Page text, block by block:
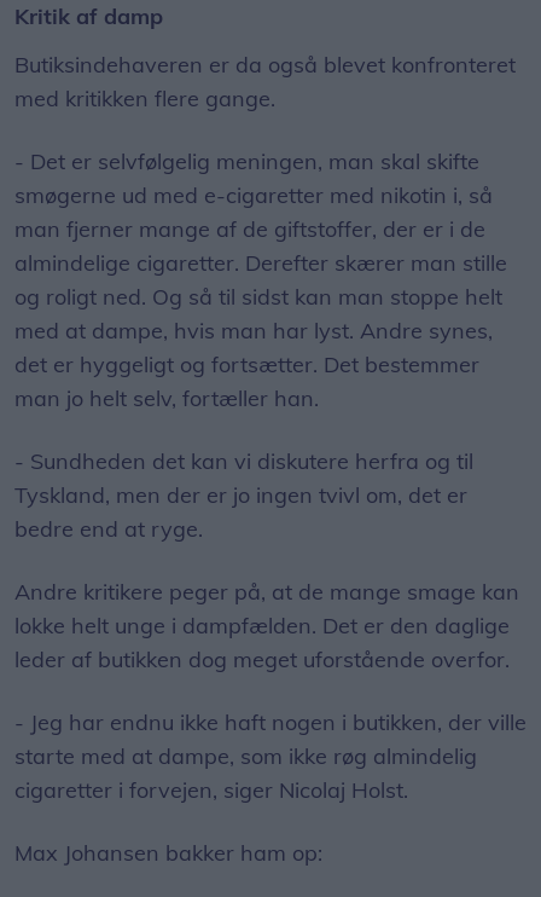
Kritik af damp
Butiksindehaveren er da også blevet konfronteret
med kritikken flere gange.
- Det er selvfølgelig meningen, man skal skifte
smøgerne ud med e-cigaretter med nikotin i, så
man fjerner mange af de giftstoffer, der er i de
almindelige cigaretter. Derefter skærer man stille
og roligt ned. Og så til sidst kan man stoppe helt
med at dampe, hvis man har lyst. Andre synes,
det er hyggeligt og fortsætter. Det bestemmer
man jo helt selv, fortæller han.
- Sundheden det kan vi diskutere herfra og til
Tyskland, men der er jo ingen tvivl om, det er
bedre end at ryge.
Andre kritikere peger på, at de mange smage kan
lokke helt unge i dampfælden. Det er den daglige
leder af butikken dog meget uforstående overfor.
- Jeg har endnu ikke haft nogen i butikken, der ville
starte med at dampe, som ikke røg almindelig
cigaretter i forvejen, siger Nicolaj Holst.
Max Johansen bakker ham op: